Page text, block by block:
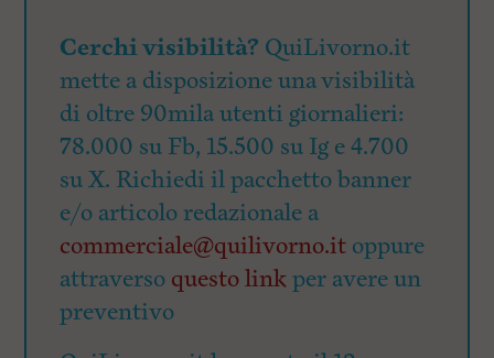
Cerchi visibilità? QuiLivorno.it
mette a disposizione una visibilità
di oltre 90mila utenti giornalieri:
78.000 su Fb, 15.500 su Ig e 4.700
su X. Richiedi il pacchetto banner
e/o articolo redazionale a
commerciale@quilivorno.it oppure
attraverso questo linkper avere un
preventivo